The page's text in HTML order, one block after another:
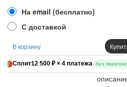
На email (бесплатно)
С доставкой
В корзину
Сплит12 500 ₽ × 4 платежа без